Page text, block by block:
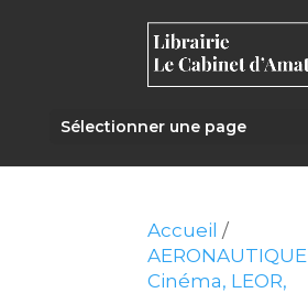
Sélectionner une page
Accueil /
AERONAUTIQUE
Cinéma, LEOR,